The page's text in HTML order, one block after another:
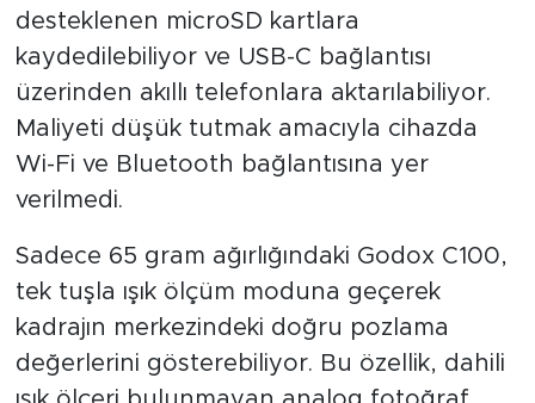
desteklenen microSD kartlara
kaydedilebiliyor ve USB-C bağlantısı
üzerinden akıllı telefonlara aktarılabiliyor.
Maliyeti düşük tutmak amacıyla cihazda
Wi-Fi ve Bluetooth bağlantısına yer
verilmedi.
Sadece 65 gram ağırlığındaki Godox C100,
tek tuşla ışık ölçüm moduna geçerek
kadrajın merkezindeki doğru pozlama
değerlerini gösterebiliyor. Bu özellik, dahili